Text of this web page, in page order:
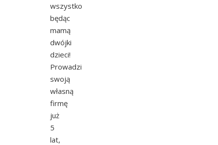
wszystko
będąc
mamą
dwójki
dzieci!
Prowadzi
swoją
własną
firmę
już
5
lat,